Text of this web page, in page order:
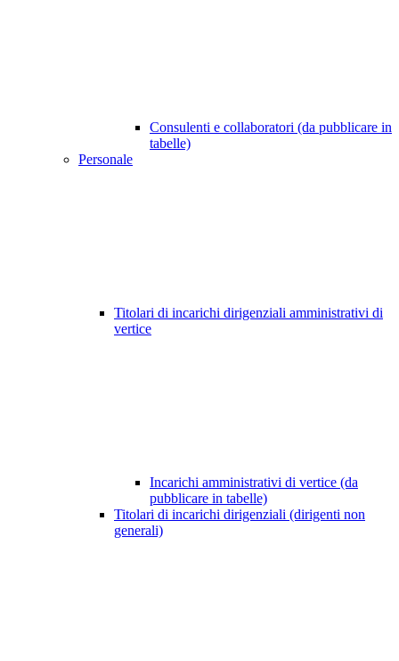
Consulenti e collaboratori (da pubblicare in
tabelle)
Personale
Titolari di incarichi dirigenziali amministrativi di
vertice
Incarichi amministrativi di vertice (da
pubblicare in tabelle)
Titolari di incarichi dirigenziali (dirigenti non
generali)